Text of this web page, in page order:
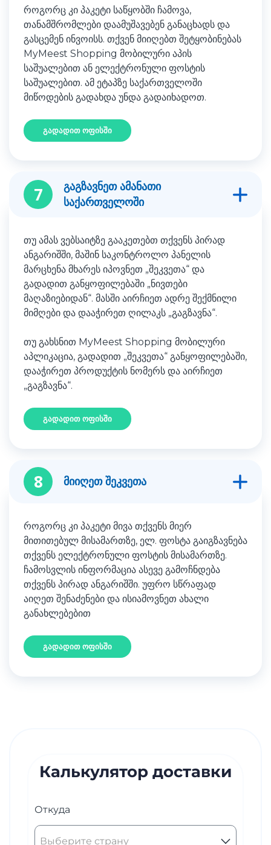
როგორც კი პაკეტი საწყობში ჩამოვა,
თანამშრომლები დაამუშავებენ განაცხადს და
გასცემენ ინვოისს. თქვენ მიიღებთ შეტყობინებას
MyMeest Shopping მობილური აპის
საშუალებით ან ელექტრონული ფოსტის
საშუალებით. ამ ეტაპზე საქართველოში
მიწოდების გადახდა უნდა გადაიხადოთ.
გადადით ოფისში
7
გაგზავნეთ ამანათი
საქართველოში
თუ ამას ვებსაიტზე გააკეთებთ თქვენს პირად
ანგარიშში, მაშინ საკონტროლო პანელის
მარცხენა მხარეს იპოვნეთ „შეკვეთა“ და
გადადით განყოფილებაში „ნივთები
მაღაზიებიდან“. მასში აირჩიეთ ადრე შექმნილი
მიმღები და დააჭირეთ ღილაკს „გაგზავნა“.
თუ გახსნით MyMeest Shopping მობილური
აპლიკაცია, გადადით „შეკვეთა“ განყოფილებაში,
დააჭირეთ პროდუქტის ნომერს და აირჩიეთ
„გაგზავნა“.
გადადით ოფისში
8 მიიღეთ შეკვეთა
როგორც კი პაკეტი მივა თქვენს მიერ
მითითებულ მისამართზე, ელ. ფოსტა გაიგზავნება
თქვენს ელექტრონული ფოსტის მისამართზე.
ჩამოსვლის ინფორმაცია ასევე გამოჩნდება
თქვენს პირად ანგარიშში. უფრო სწრაფად
აიღეთ შენაძენები და ისიამოვნეთ ახალი
განახლებებით
გადადით ოფისში